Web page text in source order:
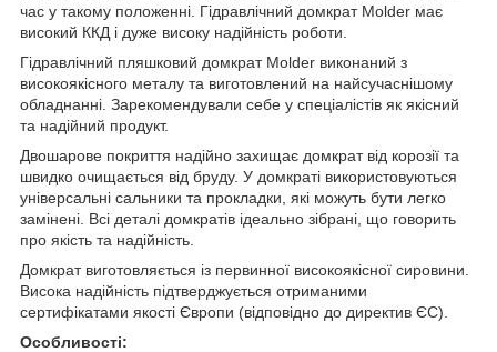
час у такому положенні. Гідравлічний домкрат Molder має
високий ККД і дуже високу надійність роботи.
Гідравлічний пляшковий домкрат Molder виконаний з
високоякісного металу та виготовлений на найсучаснішому
обладнанні. Зарекомендували себе у спеціалістів як якісний
та надійний продукт.
Двошарове покриття надійно захищає домкрат від корозії та
швидко очищається від бруду. У домкраті використовуються
універсальні сальники та прокладки, які можуть бути легко
замінені. Всі деталі домкратів ідеально зібрані, що говорить
про якість та надійність.
Домкрат виготовляється із первинної високоякісної сировини.
Висока надійність підтверджується отриманими
сертифікатами якості Європи (відповідно до директив ЄС).
Особливості: